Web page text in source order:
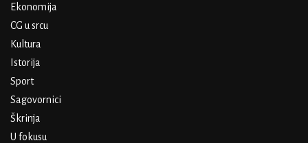
Ekonomija
CG u srcu
Kultura
Istorija
Sport
Sagovornici
Škrinja
U fokusu